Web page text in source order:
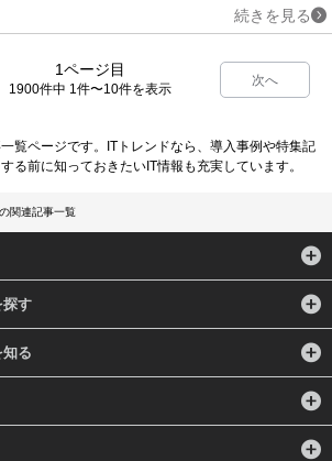
続きを見る
1ページ目
1900件中 1件〜10件を表示
次へ
覧ページです。ITトレンドなら、導入事例や特集記
る前に知っておきたいIT情報も充実しています。
関連記事一覧
探す
る